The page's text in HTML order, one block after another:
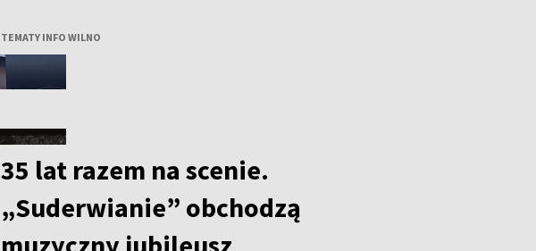
TEMATY INFO WILNO
35 lat razem na scenie.
„Suderwianie” obchodzą